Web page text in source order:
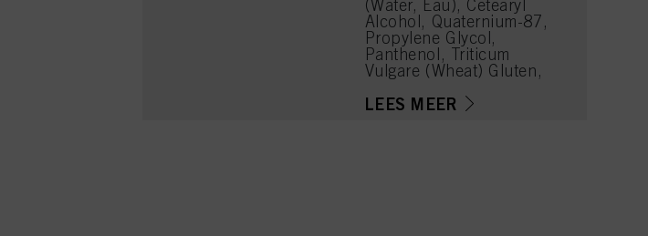
(Water, Eau), Cetearyl
Alcohol, Quaternium-87,
Propylene Glycol,
Panthenol, Triticum
Vulgare (Wheat) Gluten,
Myristate, Distearoylethyl
LEES MEER